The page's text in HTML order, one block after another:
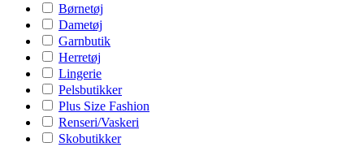
Børnetøj
Dametøj
Garnbutik
Herretøj
Lingerie
Pelsbutikker
Plus Size Fashion
Renseri/Vaskeri
Skobutikker